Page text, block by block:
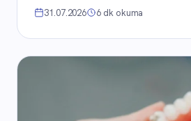
31.07.2026 6 dk okuma